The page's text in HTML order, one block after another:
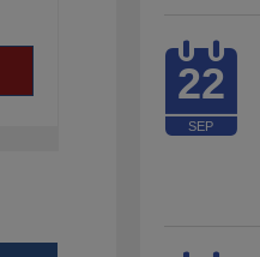
22
SEP